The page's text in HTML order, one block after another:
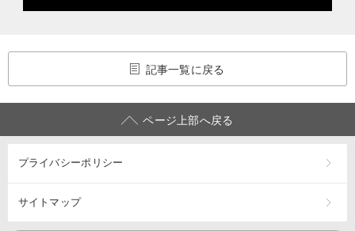
記事一覧に戻る
ページ上部へ戻る
プライバシーポリシー
サイトマップ